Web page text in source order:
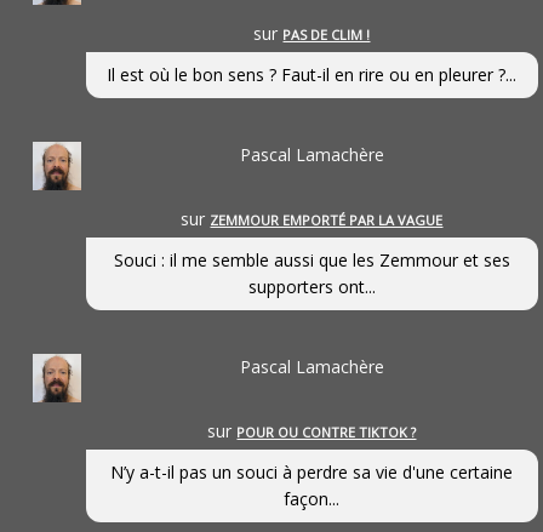
sur PAS DE CLIM !
Il est où le bon sens ? Faut-il en rire ou en pleurer ?...
Pascal Lamachère
sur ZEMMOUR EMPORTÉ PAR LA VAGUE
Souci : il me semble aussi que les Zemmour et ses
supporters ont...
Pascal Lamachère
sur POUR OU CONTRE TIKTOK ?
N’y a-t-il pas un souci à perdre sa vie d'une certaine
façon...